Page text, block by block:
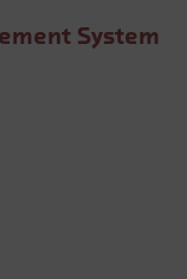
System